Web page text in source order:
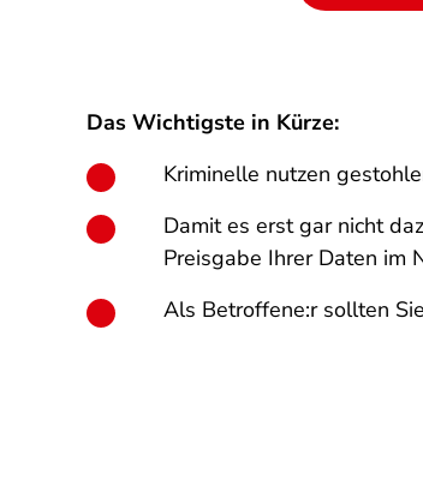
Das Wichtigste in Kürze:
Kriminelle nutzen
Damit es erst gar nicht
Preisgabe Ihrer Daten im
Als Betroffene:r sollten